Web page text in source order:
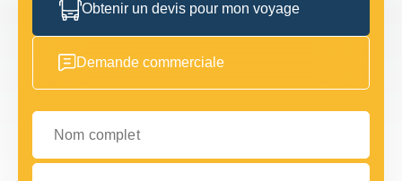
Obtenir un devis pour mon voyage
Demande commerciale
Nom complet
Votre adresse e-mail